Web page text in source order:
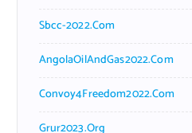
Sbcc-2022.com
AngolaOilAndGas2022.com
Convoy4Freedom2022.com
Grur2023.org